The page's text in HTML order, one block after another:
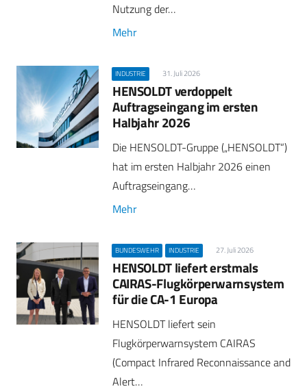
Nutzung der…
Mehr
INDUSTRIE 31. Juli 2026
HENSOLDT verdoppelt
Auftragseingang im ersten
Halbjahr 2026
Die HENSOLDT-Gruppe („HENSOLDT“)
hat im ersten Halbjahr 2026 einen
Auftragseingang…
Mehr
BUNDESWEHR INDUSTRIE 27. Juli 2026
HENSOLDT liefert erstmals
CAIRAS-Flugkörperwarnsystem
für die CA-1 Europa
HENSOLDT liefert sein
Flugkörperwarnsystem CAIRAS
(Compact Infrared Reconnaissance and
Alert…